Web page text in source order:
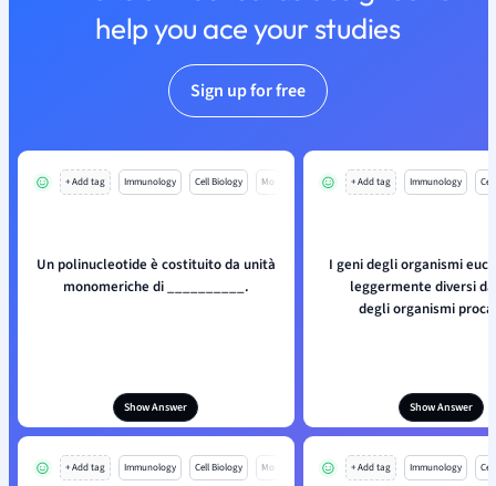
help you ace your studies
Sign up for free
+ Add tag Immunology Cell Biology Mo
Un polinucleotide è costituito da unità
monomeriche di __________.
Show Answer
+ Add tag Immunology
I geni degli organismi
leggermente diversi
degli organismi
Show Answer
+ Add tag Immunology Cell Biology Mo + Add tag Immunology